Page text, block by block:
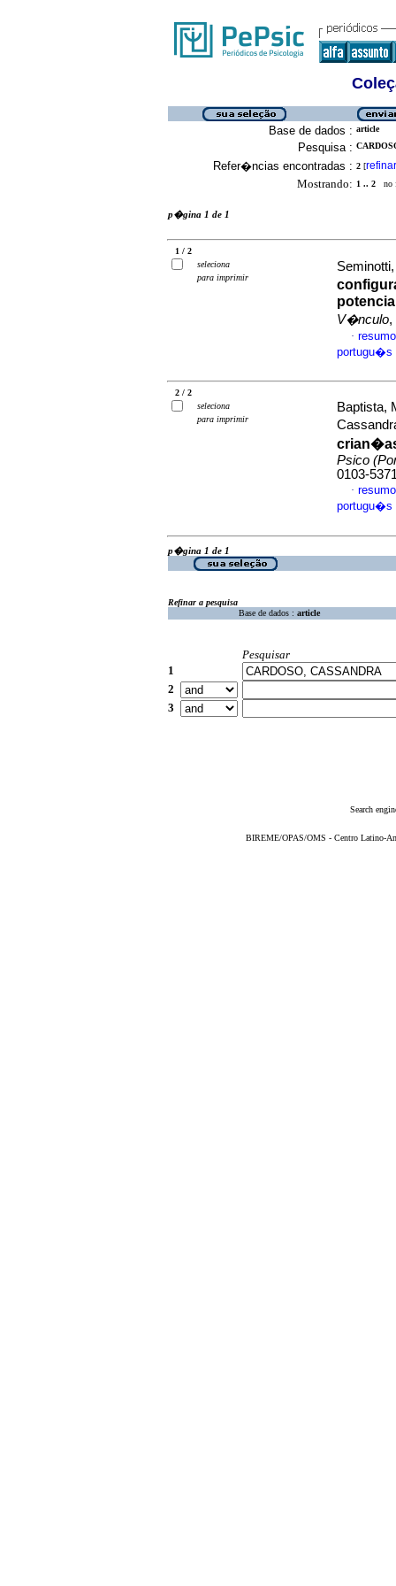
Base de dados : article
Pesquisa :
Refer�ncias encontradas : 2 [refinar
Mostrando: 1 .. 2 no
p�gina 1 de 1
1 / 2
seleciona
para imprimir
V�nculo,
·
portugu�s
2 / 2
seleciona
para imprimir
Baptista,
Psico
0103-
·
portugu�s
p�gina 1 de 1
Refinar a pesquisa
Base de dados : article
Pesquisar
1
2
3
Search
BIREME/OPAS/OMS - Centro Latino-